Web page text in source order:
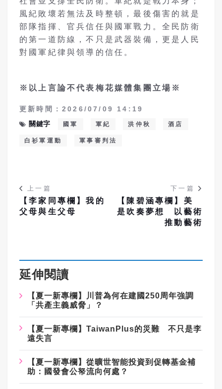
風紀敗壞若無法及時整頓，最後傷害的就是
部隊指揮、官兵信任與國軍戰力。全民防衛
的第一道防線，不只是武器裝備，更是人民
對國軍紀律與領導的信任。
※以上言論不代表梅花媒體集團立場※
更新時間：2026/07/09 14:19
關鍵字
國軍 軍紀 洪仲秋 酒店
白衫軍運動 軍事審判法
上一篇
【李家同專欄】我的
父母與生父母
下一篇
【陳碧涵專欄】美
是吹奏夢想 以藝術
推動藝術
延伸閱讀
【夏一新專欄】川普為何在建國250周年強調
「共產主義威脅」？
【夏一新專欄】TaiwanPlus的災難 不只是李
遠失言
【夏一新專欄】從曠世智能投資到促轉基金補
助：國發會公帑流向何處？